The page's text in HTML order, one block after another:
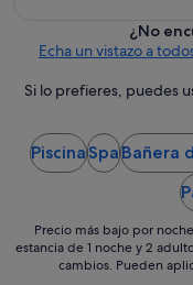
¿No
Echa un vistazo a
Si lo prefieres, puedes
PiscinaSpaBañera
Precio más bajo por
estancia de 1 noche y 2
cambios. Pueden